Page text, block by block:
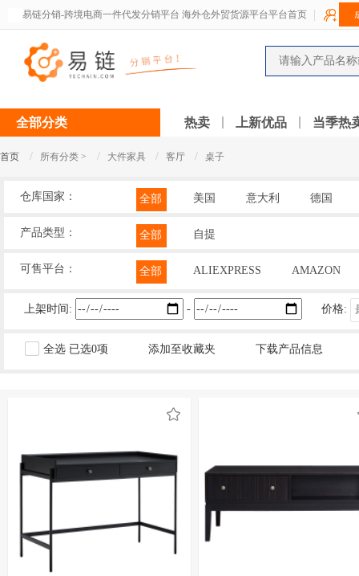
易链分销-跨境电商一件代发分销平台 海外仓外贸货源平台平台首页
全部分类 热卖 上新优品 当季热
首页 / 所有分类 > / 大件家具 / 客厅 / 桌子
仓库国家： 全部 美国 意大利 德国
产品类型： 全部 自提
可售平台： 全部 ALIEXPRESS AMAZON
上架时间: - 价格:
全选 已选0项 添加至收藏夹 下载产品信息